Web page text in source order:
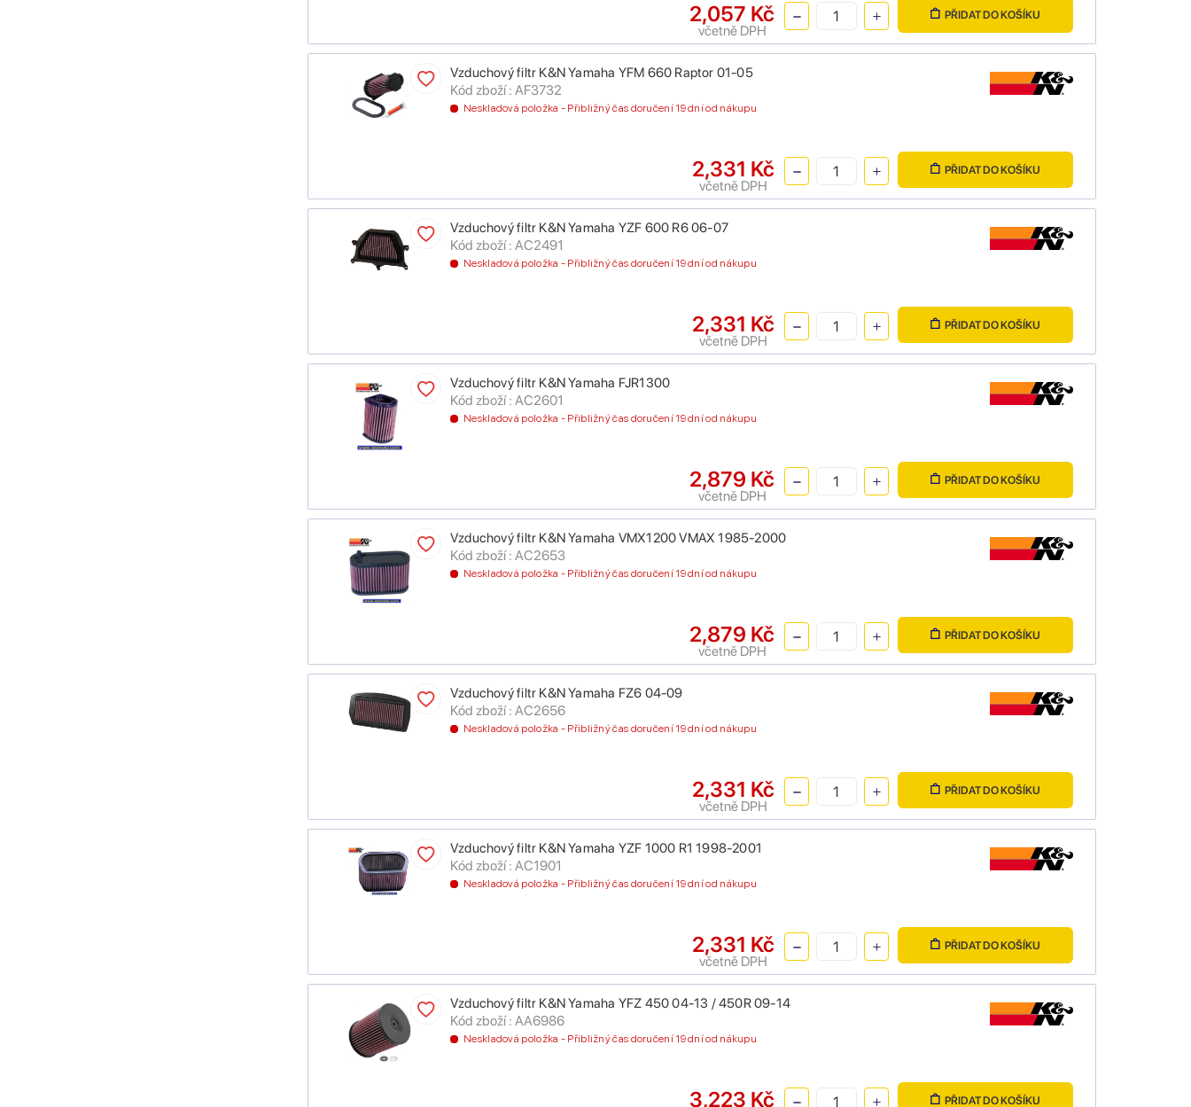
2,057 Kč
včetně DPH
PŘIDAT DO KOŠÍKU
Vzduchový filtr K&N Yamaha YFM 660 Raptor 01-05
Kód zboží : AF3732
Neskladová položka - Přibližný čas doručení 19 dní od nákupu
2,331 Kč
včetně DPH
PŘIDAT DO KOŠÍKU
Vzduchový filtr K&N Yamaha YZF 600 R6 06-07
Kód zboží : AC2491
Neskladová položka - Přibližný čas doručení 19 dní od nákupu
2,331 Kč
včetně DPH
PŘIDAT DO KOŠÍKU
Vzduchový filtr K&N Yamaha FJR1300
Kód zboží : AC2601
Neskladová položka - Přibližný čas doručení 19 dní od nákupu
2,879 Kč
včetně DPH
PŘIDAT DO KOŠÍKU
Vzduchový filtr K&N Yamaha VMX1200 VMAX 1985-2000
Kód zboží : AC2653
Neskladová položka - Přibližný čas doručení 19 dní od nákupu
2,879 Kč
včetně DPH
PŘIDAT DO KOŠÍKU
Vzduchový filtr K&N Yamaha FZ6 04-09
Kód zboží : AC2656
Neskladová položka - Přibližný čas doručení 19 dní od nákupu
2,331 Kč
včetně DPH
PŘIDAT DO KOŠÍKU
Vzduchový filtr K&N Yamaha YZF 1000 R1 1998-2001
Kód zboží : AC1901
Neskladová položka - Přibližný čas doručení 19 dní od nákupu
2,331 Kč
včetně DPH
PŘIDAT DO KOŠÍKU
Vzduchový filtr K&N Yamaha YFZ 450 04-13 / 450R 09-14
Kód zboží : AA6986
Neskladová položka - Přibližný čas doručení 19 dní od nákupu
3,223 Kč PŘIDAT DO KOŠÍKU